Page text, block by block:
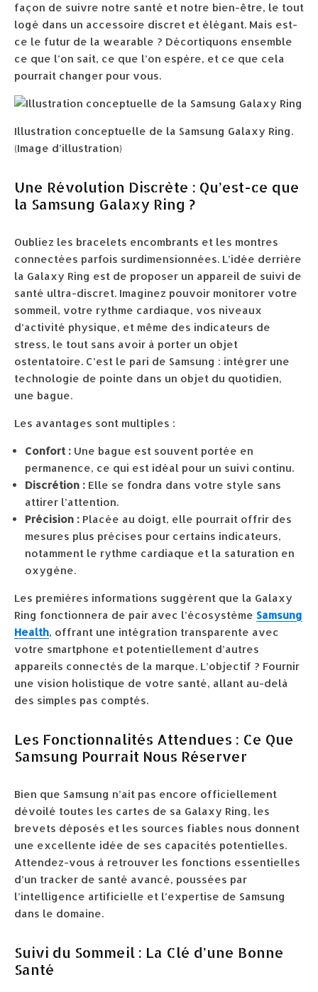
façon de suivre notre santé et notre bien-être, le tout
logé dans un accessoire discret et élégant. Mais est-
ce le futur de la wearable ? Décortiquons ensemble
ce que l’on sait, ce que l’on espère, et ce que cela
pourrait changer pour vous.
Illustration conceptuelle de la Samsung Galaxy Ring.
(Image d’illustration)
Une Révolution Discrète : Qu’est-ce que
la Samsung Galaxy Ring ?
Oubliez les bracelets encombrants et les montres
connectées parfois surdimensionnées. L’idée derrière
la Galaxy Ring est de proposer un appareil de suivi de
santé ultra-discret. Imaginez pouvoir monitorer votre
sommeil, votre rythme cardiaque, vos niveaux
d’activité physique, et même des indicateurs de
stress, le tout sans avoir à porter un objet
ostentatoire. C’est le pari de Samsung : intégrer une
technologie de pointe dans un objet du quotidien,
une bague.
Les avantages sont multiples :
Confort : Une bague est souvent portée en
permanence, ce qui est idéal pour un suivi continu.
Discrétion : Elle se fondra dans votre style sans
attirer l’attention.
Précision : Placée au doigt, elle pourrait offrir des
mesures plus précises pour certains indicateurs,
notamment le rythme cardiaque et la saturation en
oxygène.
Les premières informations suggèrent que la Galaxy
Ring fonctionnera de pair avec l’écosystème Samsung
Health, offrant une intégration transparente avec
votre smartphone et potentiellement d’autres
appareils connectés de la marque. L’objectif ? Fournir
une vision holistique de votre santé, allant au-delà
des simples pas comptés.
Les Fonctionnalités Attendues : Ce Que
Samsung Pourrait Nous Réserver
Bien que Samsung n’ait pas encore officiellement
dévoilé toutes les cartes de sa Galaxy Ring, les
brevets déposés et les sources fiables nous donnent
une excellente idée de ses capacités potentielles.
Attendez-vous à retrouver les fonctions essentielles
d’un tracker de santé avancé, poussées par
l’intelligence artificielle et l’expertise de Samsung
dans le domaine.
Suivi du Sommeil : La Clé d’une Bonne
Santé